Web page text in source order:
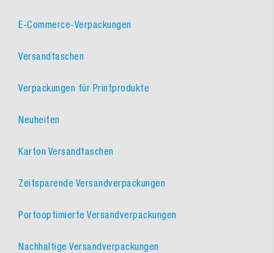
E-Commerce-Verpackungen
Versandtaschen
Verpackungen für Printprodukte
Neuheiten
Karton Versandtaschen
Zeitsparende Versandverpackungen
Portooptimierte Versandverpackungen
Nachhaltige Versandverpackungen